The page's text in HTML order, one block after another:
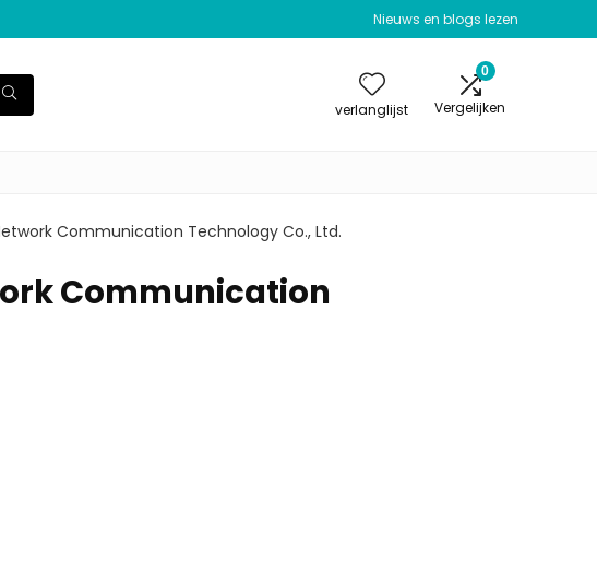
Nieuws en blogs lezen
verlanglijst
0
Vergelijken
Communication Technology Co., Ltd.
Communication